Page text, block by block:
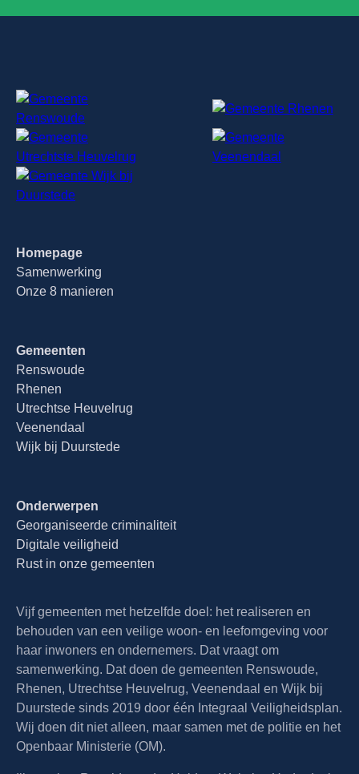
Homepage
Samenwerking
Onze 8 manieren
Gemeenten
Renswoude
Rhenen
Utrechtse Heuvelrug
Veenendaal
Wijk bij Duurstede
Onderwerpen
Georganiseerde criminaliteit
Digitale veiligheid
Rust in onze gemeenten
Vijf gemeenten met hetzelfde doel: het realiseren en
behouden van een veilige woon- en leefomgeving voor
haar inwoners en ondernemers. Dat vraagt om
samenwerking. Dat doen de gemeenten Renswoude,
Rhenen, Utrechtse Heuvelrug, Veenendaal en Wijk bij
Duurstede sinds 2019 door één Integraal Veiligheidsplan.
Wij doen dit niet alleen, maar samen met de politie en het
Openbaar Ministerie (OM).